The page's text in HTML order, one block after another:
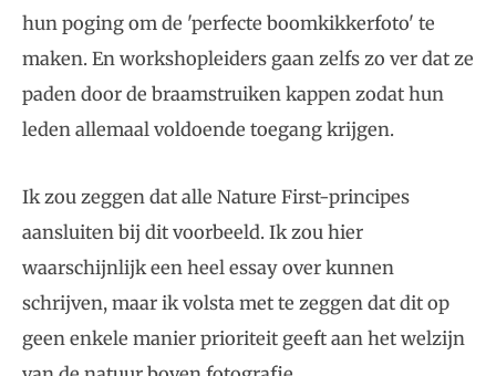
hun poging om de 'perfecte boomkikkerfoto' te
maken. En workshopleiders gaan zelfs zo ver dat ze
paden door de braamstruiken kappen zodat hun
leden allemaal voldoende toegang krijgen.
Ik zou zeggen dat alle Nature First-principes
aansluiten bij dit voorbeeld. Ik zou hier
waarschijnlijk een heel essay over kunnen
schrijven, maar ik volsta met te zeggen dat dit op
geen enkele manier prioriteit geeft aan het welzijn